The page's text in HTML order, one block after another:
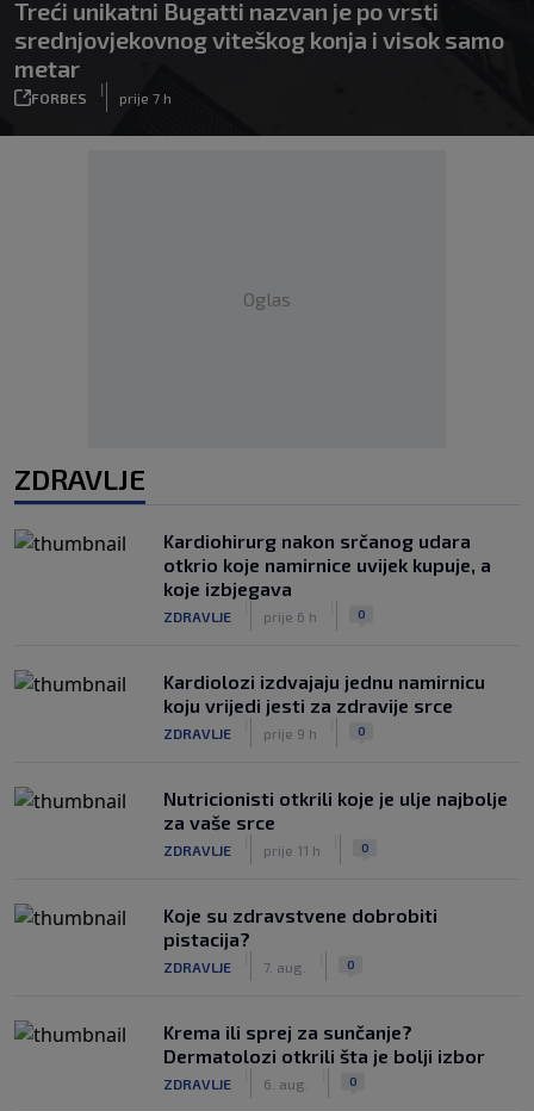
Treći unikatni Bugatti nazvan je po vrsti
srednjovjekovnog viteškog konja i visok samo
metar
FORBES
|
prije 7 h
Oglas
ZDRAVLJE
Kardiohirurg nakon srčanog udara
otkrio koje namirnice uvijek kupuje, a
koje izbjegava
ZDRAVLJE prije 6 h 0
Kardiolozi izdvajaju jednu namirnicu
koju vrijedi jesti za zdravije srce
ZDRAVLJE prije 9 h 0
Nutricionisti otkrili koje je ulje najbolje
za vaše srce
ZDRAVLJE prije 11 h 0
Koje su zdravstvene dobrobiti
pistacija?
ZDRAVLJE 7. aug. 0
Krema ili sprej za sunčanje?
Dermatolozi otkrili šta je bolji izbor
ZDRAVLJE 6. aug. 0